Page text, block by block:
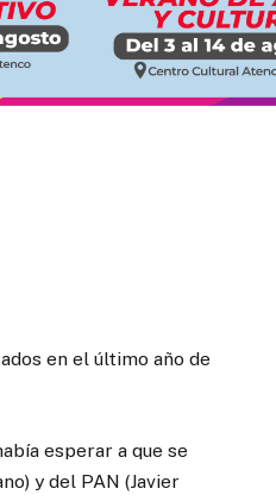
en el último año de
esperar a que se
y del PAN (Javier